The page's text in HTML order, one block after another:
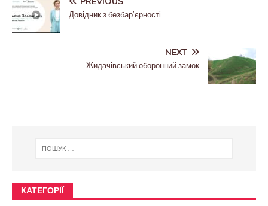
Довідник з безбар’єрності
NEXT
Жидачівський оборонний замок
КАТЕГОРІЇ